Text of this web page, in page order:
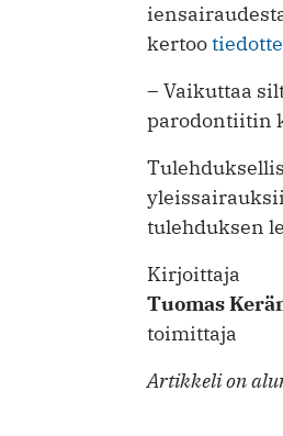
kertoo
– Vaikuttaa
parodontiitin
tulehduksen
Kirjoittaja
Tuomas
toimittaja
Artikkeli on